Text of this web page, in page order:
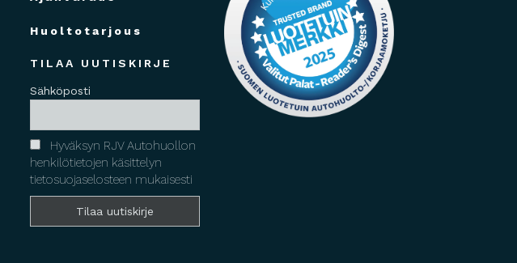
Huoltotarjous
TILAA UUTISKIRJE
Sähköposti
Hyväksyn RJV Autohuollon
henkilötietojen käsittelyn
tietosuojaselosteen mukaisesti